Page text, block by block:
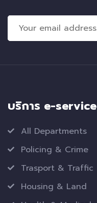
บริการ e-service
All Departments
Policing & Crime
Trasport & Traffic
Housing & Land